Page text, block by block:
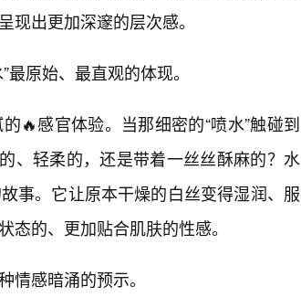
出更加深邃的层次感。
原始、最直观的体现。
🔥感官体验。当那细密的“喷水”触碰到
、轻柔的，还是带着一丝丝酥麻的？水
事。它让原本干燥的白丝变得湿润、服
的、更加贴合肌肤的性感。
情感暗涌的预示。